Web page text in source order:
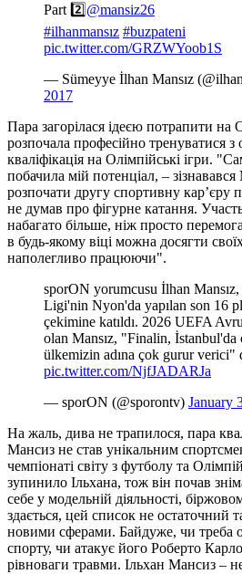
Part 2️⃣ @mansiz26
#ilhanmansız #buzpateni
pic.twitter.com/GRZWYoob1S
— Sümeyye İlhan Mansız
2017
Пара загорілася ідеєю потрапити на
розпочала професійно тренуватися
кваліфікація на Олімпійські ігри.
побачила мій потенціал, –
розпочати другу спортивну кар’єру
не думав про фігурне катання.
набагато більше, ніж просто
в будь-якому віці можна досягти
наполегливо працюючи".
sporON yorumcusu İlhan
Ligi'nin Nyon'da yapılan son 16
çekimine katıldı. 2026 UEFA
olan Mansız, "Finalin, İstanbul'da
ülkemizin adına çok gurur verici"
pic.twitter.com/NjfJADARJa
— sporON (@sporontv) January
На жаль, дива не трапилося, пара
Мансиз не став унікальним
чемпіонаті світу з футболу та
зупинило Ільхана, тож він почав
себе у модельній діяльності,
здається, цей список не остаточний
новими сферами. Байдуже, чи треба
спорту, чи атакує його Роберто
рівноваги травми. Ільхан Мансиз –